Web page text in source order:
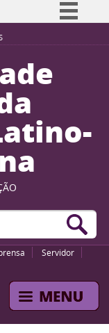
Participe
à informação
Legislação
Canais
Servidor